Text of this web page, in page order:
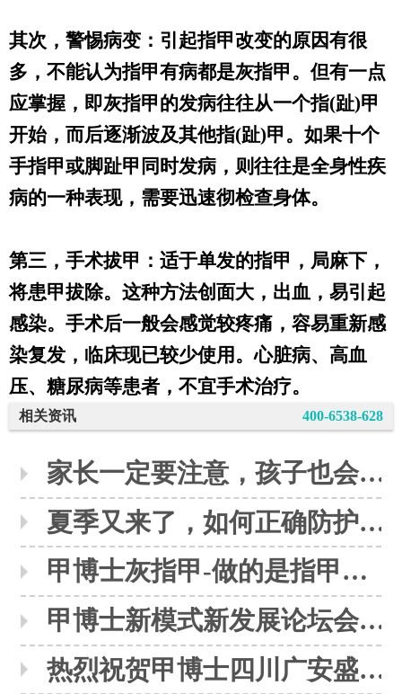
其次，警惕病变：引起指甲改变的原因有很
多，不能认为指甲有病都是灰指甲。但有一点
应掌握，即灰指甲的发病往往从一个指(趾)甲
开始，而后逐渐波及其他指(趾)甲。如果十个
手指甲或脚趾甲同时发病，则往往是全身性疾
病的一种表现，需要迅速彻检查身体。
第三，手术拔甲：适于单发的指甲，局麻下，
将患甲拔除。这种方法创面大，出血，易引起
感染。手术后一般会感觉较疼痛，容易重新感
染复发，临床现已较少使用。心脏病、高血
压、糖尿病等患者，不宜手术治疗。
相关资讯 400-6538-628
家长一定要注意，孩子也会感染灰指甲
夏季又来了，如何正确防护灰指甲呢？
甲博士灰指甲-做的是指甲，修的是人生
甲博士新模式新发展论坛会议圆满落下帷幕
热烈祝贺甲博士四川广安盛大开业